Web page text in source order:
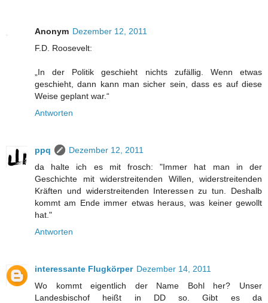
Anonym Dezember 12, 2011
F.D. Roosevelt:
„In der Politik geschieht nichts zufällig. Wenn etwas
geschieht, dann kann man sicher sein, dass es auf diese
Weise geplant war.“
Antworten
ppq
Dezember 12, 2011
da halte ich es mit frosch: "Immer hat man in der
Geschichte mit widerstreitenden Willen, widerstreitenden
Kräften und widerstreitenden Interessen zu tun. Deshalb
kommt am Ende immer etwas heraus, was keiner gewollt
hat."
Antworten
interessante Flugkörper Dezember 14, 2011
Wo kommt eigentlich der Name Bohl her? Unser
Landesbischof heißt in DD so. Gibt es da